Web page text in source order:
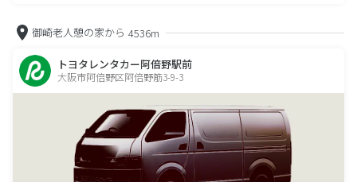
御崎老人憩の家から 4536m
トヨタレンタカー阿倍野駅前
大阪市阿倍野区阿倍野筋3-9-3